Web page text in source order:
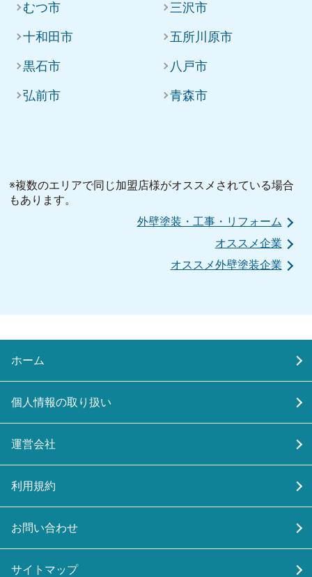
むつ市 三沢市
十和田市 五所川原市
黒石市 八戸市
弘前市 青森市
※複数のエリアで同じ加盟店様がオススメされている場合
もあります。
外壁塗装・工事・リフォーム
オススメ企業
オススメ外壁塗装企業
ホーム
個人情報の取り扱い
運営会社
利用規約
お問い合わせ
サイトマップ